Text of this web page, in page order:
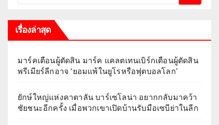
เรื่องล่าสุด
มาร์คเตือนผู้ตัดสิน มาร์ค แคลตเทนเบิร์กเตือนผู้ตัดสิน
พรีเมียร์ลีกอาจ ‘ยอมแพ้ในยูโรหรือฟุตบอลโลก’
ยักษ์ใหญ่แห่งคาตาลัน บาร์เซโลน่า อยากกลับมาคว้า
ชัยชนะอีกครั้ง เมื่อพวกเขาเปิดบ้านรับมือเซบีย่าในลีก